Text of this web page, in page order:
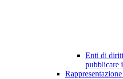
Enti di
pubblicare